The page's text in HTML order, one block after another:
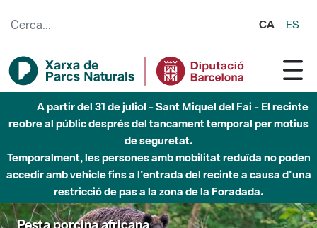
CA ES
A partir del 31 de juliol - Sant Miquel del Fai - El recinte
reobre al públic després del tancament temporal per motius
de seguretat.
Temporalment, les persones amb mobilitat reduïda no poden
accedir amb vehicle fins a l'entrada del recinte a causa d'una
restricció de pas a la zona de la Foradada.
Pesta porcina africana